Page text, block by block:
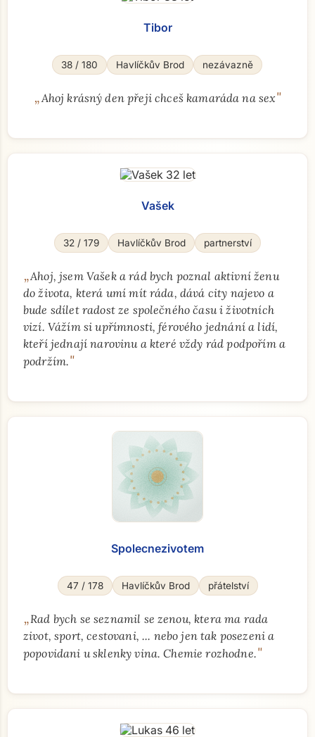
Tibor
38 / 180 Havlíčkův Brod nezávazně
„Ahoj krásný den přeji chceš kamaráda na sex"
Vašek
32 / 179 Havlíčkův Brod partnerství
„Ahoj, jsem Vašek a rád bych poznal aktivní ženu
do života, která umí mít ráda, dává city najevo a
bude sdílet radost ze společného času i životních
vizí. Vážím si upřímnosti, férového jednání a lidí,
kteří jednají narovinu a které vždy rád podpořím a
podržím."
Spolecnezivotem
47 / 178 Havlíčkův Brod přátelství
„Rad bych se seznamil se zenou, ktera ma rada
zivot, sport, cestovani, ... nebo jen tak posezeni a
popovidani u sklenky vina. Chemie rozhodne."